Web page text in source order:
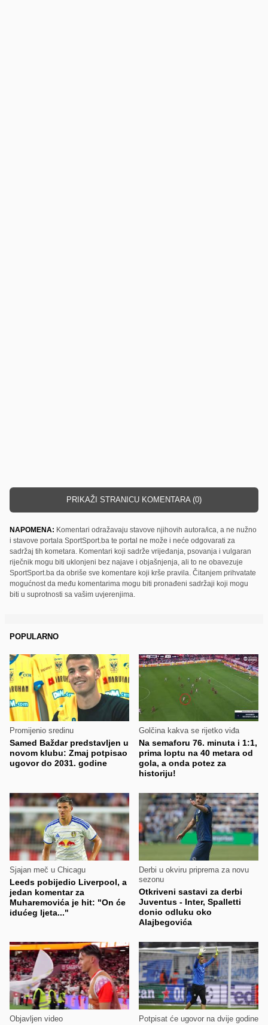
PRIKAŽI STRANICU KOMENTARA (0)
NAPOMENA: Komentari odražavaju stavove njihovih autora/ica, a ne nužno
i stavove portala SportSport.ba te portal ne može i neće odgovarati za
sadržaj tih kometara. Komentari koji sadrže vrijeđanja, psovanja i vulgaran
riječnik mogu biti uklonjeni bez najave i objašnjenja, ali to ne obavezuje
SportSport.ba da obriše sve komentare koji krše pravila. Čitanjem prihvatate
mogućnost da među komentarima mogu biti pronađeni sadržaji koji mogu
biti u suprotnosti sa vašim uvjerenjima.
POPULARNO
Promijenio sredinu
Samed Baždar predstavljen u
novom klubu: Zmaj potpisao
ugovor do 2031. godine
Golčina kakva se rijetko viđa
Na semaforu 76. minuta i 1:1,
prima loptu na 40 metara od
gola, a onda potez za
historiju!
Sjajan meč u Chicagu
Leeds pobijedio Liverpool, a
jedan komentar za
Muharemovića je hit: "On će
idućeg ljeta..."
Derbi u okviru priprema za novu
sezonu
Otkriveni sastavi za derbi
Juventus - Inter, Spalletti
donio odluku oko
Alajbegovića
Objavljen video Potpisat će ugovor na dvije godine